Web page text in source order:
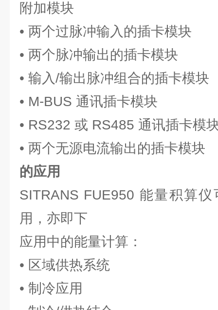
附加模块
• 两个过脉冲输入的插卡模块
• 两个脉冲输出的插卡模块
• 输入/输出脉冲组合的插卡模块
• M-BUS 通讯插卡模块
• RS232 或 RS485 通讯插卡模
• 两个无源电流输出的插卡模块
的应用
SITRANS FUE950 能量积算
用，亦即下
应用中的能量计算：
• 区域供热系统
• 制冷应用